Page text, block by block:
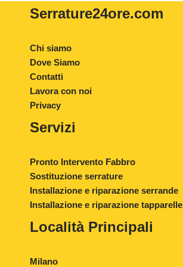
Serrature24ore.com
Chi siamo
Dove Siamo
Contatti
Lavora con noi
Privacy
Servizi
Pronto Intervento Fabbro
Sostituzione serrature
Installazione e riparazione serrande
Installazione e riparazione tapparelle
Località Principali
Milano